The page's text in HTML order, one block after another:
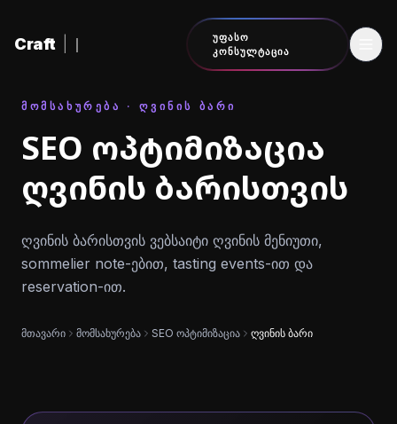
Craft
ᲣᲤᲐᲡᲝ
ᲙᲝᲜᲡᲣᲚᲢᲐᲪᲘᲐ
ᲛᲝᲛᲡᲐᲮᲣᲠᲔᲑᲐ · ᲦᲕᲘᲜᲘᲡ ᲑᲐᲠᲘ
SEO ოპტიმიზაცია
ღვინის ბარისთვის
ღვინის ბარისთვის ვებსაიტი ღვინის მენიუთი,
sommelier note-ებით, tasting events-ით და
reservation-ით.
მთავარი მომსახურება SEO ოპტიმიზაცია ღვინის ბარი